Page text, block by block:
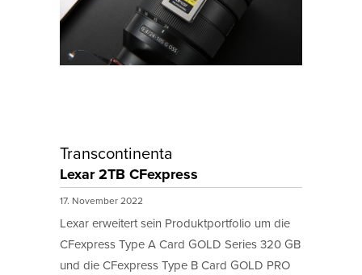
Transcontinenta
Lexar 2TB CFexpress
17. November 2022
Lexar erweitert sein Produktportfolio um die
CFexpress Type A Card GOLD Series 320 GB
und die CFexpress Type B Card GOLD PRO